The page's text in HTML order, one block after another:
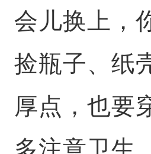
会儿换上，
捡瓶子、纸
厚点，也要
多注意卫生